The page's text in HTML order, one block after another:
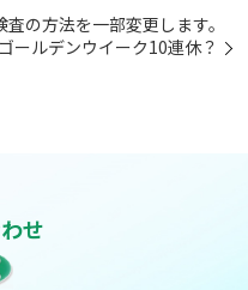
の方法を一部変更します。
ールデンウイーク10連休？
せ